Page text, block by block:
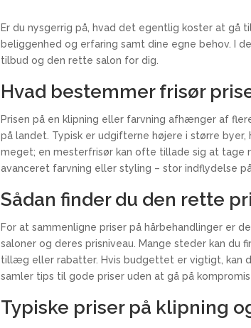
Er du nysgerrig på, hvad det egentlig koster at gå
beliggenhed og erfaring samt dine egne behov. I
tilbud og den rette salon for dig.
Hvad bestemmer frisør
Prisen på en klipning eller farvning afhænger af
på landet. Typisk er udgifterne højere i større
meget; en mesterfrisør kan ofte tillade sig at tage
avanceret farvning eller styling – stor indflydelse
Sådan finder du den rette
For at sammenligne priser på hårbehandlinger er
saloner og deres prisniveau. Mange steder kan
tillæg eller rabatter. Hvis budgettet er vigtigt, kan
samler tips til gode priser uden at gå på
Typiske priser på klipning